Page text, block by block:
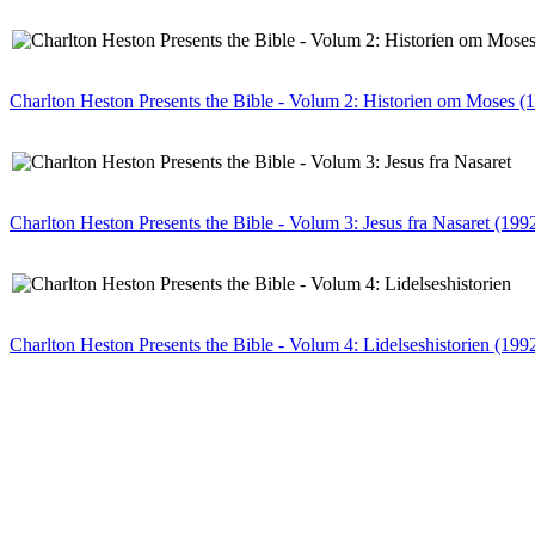
Charlton Heston Presents the Bible - Volum 2: Historien om Moses
Charlton Heston Presents the Bible - Volum 3: Jesus fra Nasaret
Charlton Heston Presents the Bible - Volum 4: Lidelseshistorien